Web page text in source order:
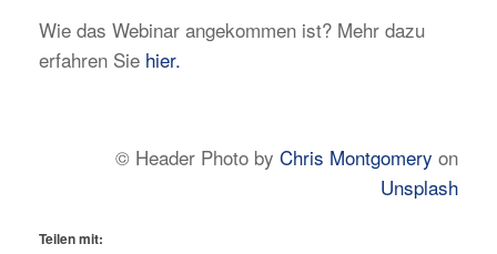
Wie das Webinar angekommen ist? Mehr dazu
erfahren Sie hier.
© Header Photo by Chris Montgomery on
Unsplash
Teilen mit: